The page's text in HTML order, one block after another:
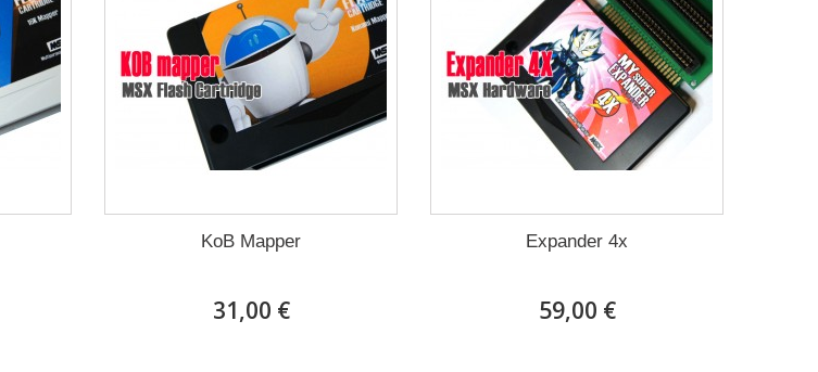
KoB Mapper
31,00 €
Expander 4x
59,00 €